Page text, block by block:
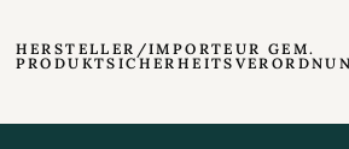
HERSTELLER/IMPORTEUR GEM.